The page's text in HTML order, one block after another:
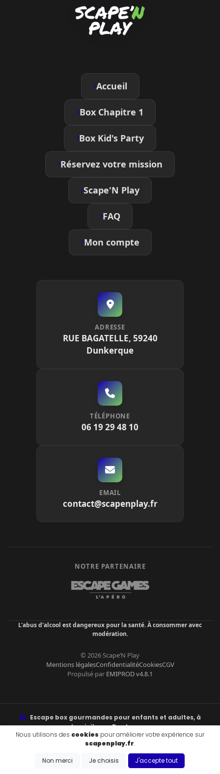
Accueil
Box Chapitre 1
Box Kid's Party
Réservez votre mission
Scape'N Play
FAQ
Mon compte
ADRESSE
RUE BAGATELLE, 59240
Dunkerque
TÉLÉPHONE
06 19 29 48 10
EMAIL
contact@scapenplay.fr
NOTRE PARTENAIRE
L'abus d'alcool est dangereux pour la santé. À consommer avec
modération.
© 2026 Scape’N Play
Mentions légalesConfidentialitéCookiesCGV
Propulsé par EMIPROD v4.8.1
Escape box gourmandes pour enfants et adultes, à
domicile sur Dunkerque.
Énigmes, fun, goûter ou apéro à libérer. Retrait à Malo-les-Bains ou
livraison.
ZONES DE LIVRAISON & VILLES DESSERVIES
Nous utilisons des cookies pour améliorer votre expérience sur
scapenplay.fr.
Non merci Je choisis J'accepte tout